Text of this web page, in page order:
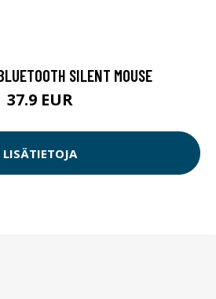
SILENT MOUSE
37.9 EUR
LISÄTIETOJA